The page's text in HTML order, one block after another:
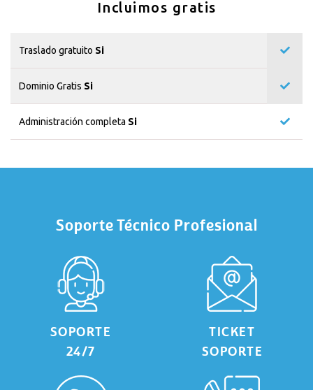
Incluimos gratis
Traslado gratuito Si
Dominio Gratis Si
Administración completa Si
Soporte Técnico Profesional
SOPORTE
24/7
TICKET
SOPORTE